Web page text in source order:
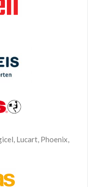
Lucart, Phoenix,